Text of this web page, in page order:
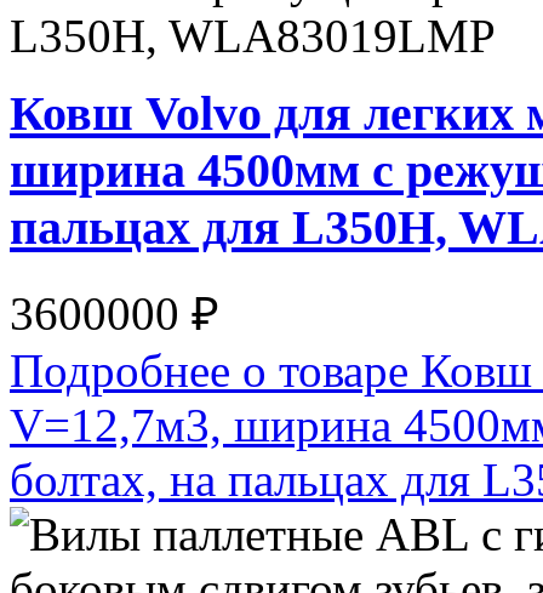
Ковш Volvo для легких
ширина 4500мм с
пальцах для L350H,
3600000 ₽
Подробнее о товаре
V=12,7м3, ширина
болтах, на пальцах для